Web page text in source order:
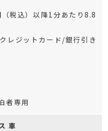
税込）以降1分あたり8.8
レジットカード/銀行引き
者専用
車